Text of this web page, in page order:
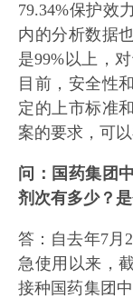
79.34%保护效
内的分析数据
是99%以上，
目前，安全性
定的上市标准
案的要求，可
问：国药集团
剂次有多少？
答：自去年7月
急使用以来，
接种国药集团